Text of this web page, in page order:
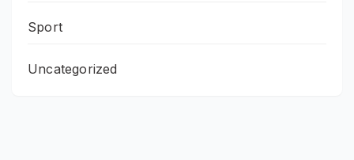
Sport
Uncategorized